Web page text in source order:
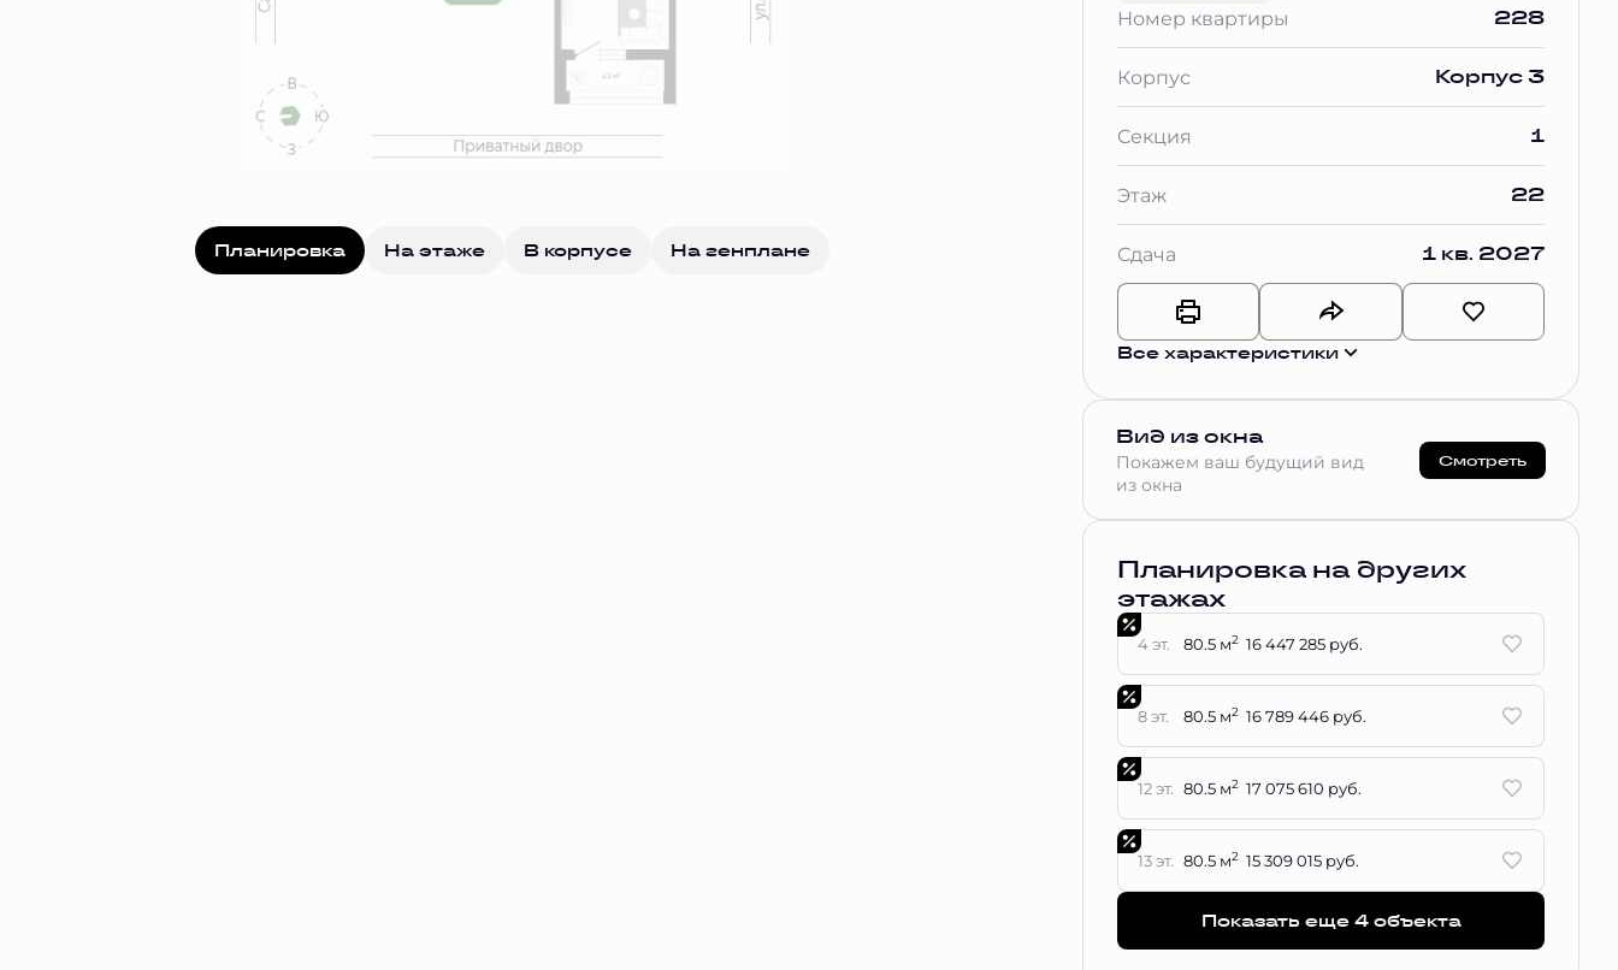
Планировка На этаже В корпусе На генплане
Номер квартиры 228
Корпус Корпус 3
Секция 1
Этаж 22
Сдача 1 кв. 2027
Все характеристики
Вид из окна
Покажем ваш будущий вид
из окна
Смотреть
Планировка на других
этажах
4 эт. 80.5 м2 16 447 285 руб.
8 эт. 80.5 м2 16 789 446 руб.
12 эт. 80.5 м2 17 075 610 руб.
13 эт. 80.5 м2 15 309 015 руб.
Показать еще 4 объектa